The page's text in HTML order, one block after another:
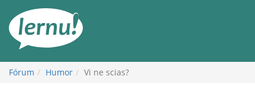
obsah
Fórum Humor Vi ne scias?